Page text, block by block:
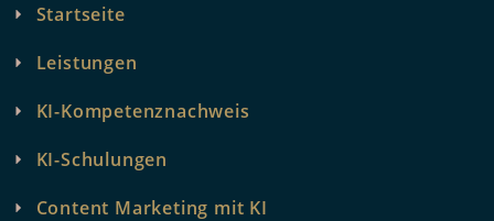
Startseite
Leistungen
KI-Kompetenznachweis
KI-Schulungen
Content Marketing mit KI